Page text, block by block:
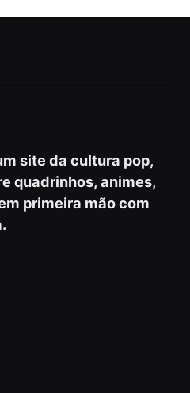
site da cultura pop,
quadrinhos, animes,
primeira mão com